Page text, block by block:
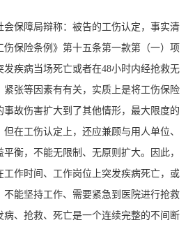
会保障局辩称：被告的工伤认定，事实清
伤保险条例 》第十五条第一款第（一）项
疾病当场死亡或者在48小时内经抢救无
紧张等因素有有关，实质上是将工伤保险
事故伤害扩大到了其他情形，最大限度的
在工伤认定上，还应兼顾与用人单位、
衡，不能无限制、无原则扩大。因此，
工作时间、工作岗位上突发疾病死亡，或
不能坚持工作、需要紧急到医院进行抢救
病、抢救、死亡是一个连续完整的不间断